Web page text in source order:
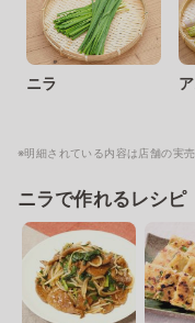
ニラ
※明細されている内容は店舗の実
ニラで作れるレシピ